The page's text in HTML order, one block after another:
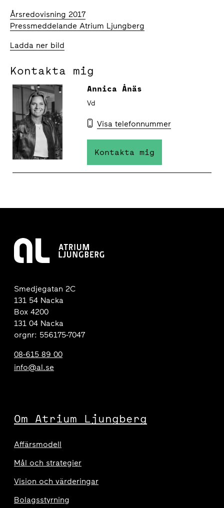
Årsredovisning 2017
Pressmeddelande Atrium Ljungberg
Ladda ner bild
Kontakta mig
Annica Ånäs
Vd
Visa telefonnummer
Kontakta mig
Smedjegatan 2C
131 54 Nacka
Box 4200
131 04 Nacka
orgnr: 556175-7047
08-615 89 00
info@al.se
Om Atrium Ljungberg
Affärsmodell
Mål och strategier
Vision och värderingar
Bolagsstyrning